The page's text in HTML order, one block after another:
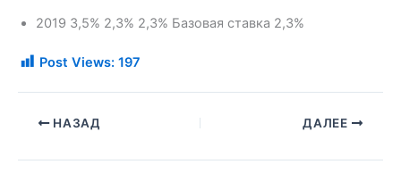
2019 3,5% 2,3% 2,3% Базовая ставка 2,3%
Post Views: 197
НАЗАД ДАЛЕЕ